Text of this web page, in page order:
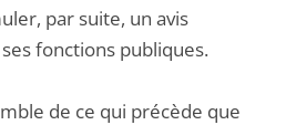
par suite, un avis
fonctions publiques.
de ce qui précède que